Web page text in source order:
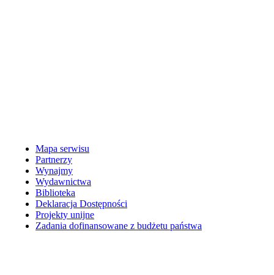
Mapa serwisu
Partnerzy
Wynajmy
Wydawnictwa
Biblioteka
Deklaracja Dostępności
Projekty unijne
Zadania dofinansowane z budżetu państwa